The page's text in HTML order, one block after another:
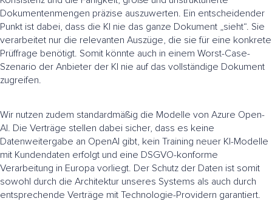
Dokumentenmengen präzise auszuwerten. Ein entscheidender
Punkt ist dabei, dass die KI nie das ganze Dokument „sieht“. Sie
verarbeitet nur die relevanten Auszüge, die sie für eine konkrete
Prüffrage benötigt. Somit könnte auch in einem Worst-Case-
Szenario der Anbieter der KI nie auf das vollständige Dokument
zugreifen.
Wir nutzen zudem standardmäßig die Modelle von Azure Open-
AI. Die Verträge stellen dabei sicher, dass es keine
Datenweitergabe an OpenAI gibt, kein Training neuer KI-Modelle
mit Kundendaten erfolgt und eine DSGVO-konforme
Verarbeitung in Europa vorliegt. Der Schutz der Daten ist somit
sowohl durch die Architektur unseres Systems als auch durch
entsprechende Verträge mit Technologie-Providern garantiert.